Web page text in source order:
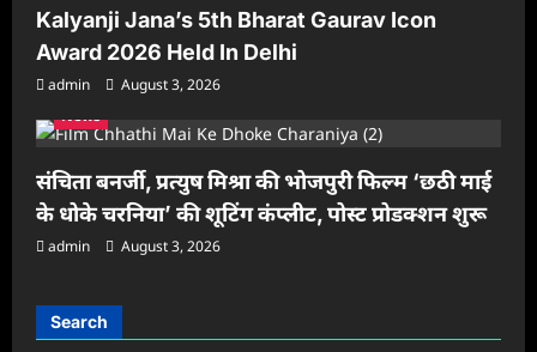
Kalyanji Jana’s 5th Bharat Gaurav Icon
Award 2026 Held In Delhi
admin
August 3, 2026
News
संचिता बनर्जी, प्रत्युष मिश्रा की भोजपुरी फिल्म ‘छठी माई
के धोके चरनिया’ की शूटिंग कंप्लीट, पोस्ट प्रोडक्शन शुरू
admin August 3, 2026
Search